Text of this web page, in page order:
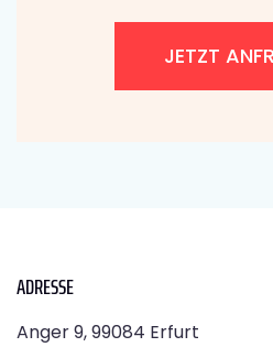
JETZT
ADRESSE
Anger 9, 99084 Erfurt